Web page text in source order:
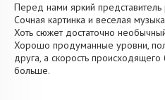
Перед нами яркий представитель
Сочная картинка и веселая
Хоть сюжет достаточно
Хорошо продуманные уровни,
друга, а скорость происходящего
больше.